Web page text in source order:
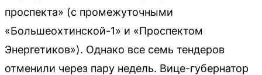
проспекта» (с промежуточными
«Большеохтинской-1» и «Проспектом
Энергетиков»). Однако все семь тендеров
отменили через пару недель. Вице-губернатор